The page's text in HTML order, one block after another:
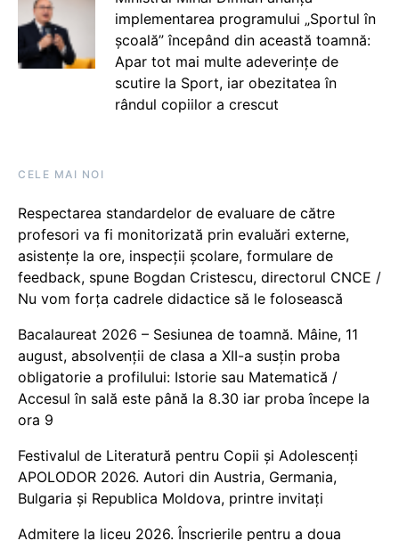
implementarea programului „Sportul în
școală” începând din această toamnă:
Apar tot mai multe adeverințe de
scutire la Sport, iar obezitatea în
rândul copiilor a crescut
CELE MAI NOI
Respectarea standardelor de evaluare de către
profesori va fi monitorizată prin evaluări externe,
asistențe la ore, inspecții școlare, formulare de
feedback, spune Bogdan Cristescu, directorul CNCE /
Nu vom forța cadrele didactice să le folosească
Bacalaureat 2026 – Sesiunea de toamnă. Mâine, 11
august, absolvenții de clasa a XII-a susțin proba
obligatorie a profilului: Istorie sau Matematică /
Accesul în sală este până la 8.30 iar proba începe la
ora 9
Festivalul de Literatură pentru Copii și Adolescenți
APOLODOR 2026. Autori din Austria, Germania,
Bulgaria și Republica Moldova, printre invitați
Admitere la liceu 2026. Înscrierile pentru a doua